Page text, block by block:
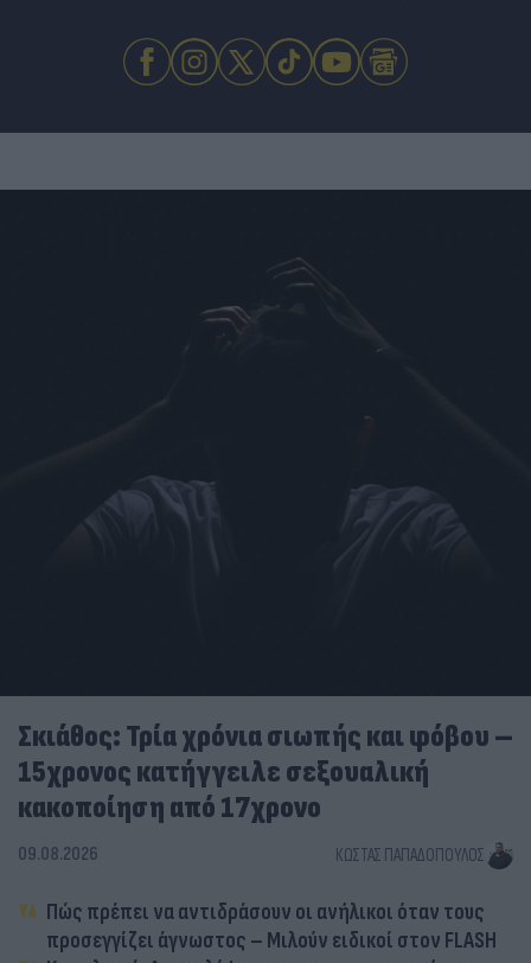
Σκιάθος: Τρία χρόνια σιωπής και φόβου –
15χρονος κατήγγειλε σεξουαλική
κακοποίηση από 17χρονο
09.08.2026 ΚΏΣΤΑΣ ΠΑΠΑΔΌΠΟΥΛΟΣ
Πώς πρέπει να αντιδράσουν οι ανήλικοι όταν τους
προσεγγίζει άγνωστος – Μιλούν ειδικοί στον FLASH